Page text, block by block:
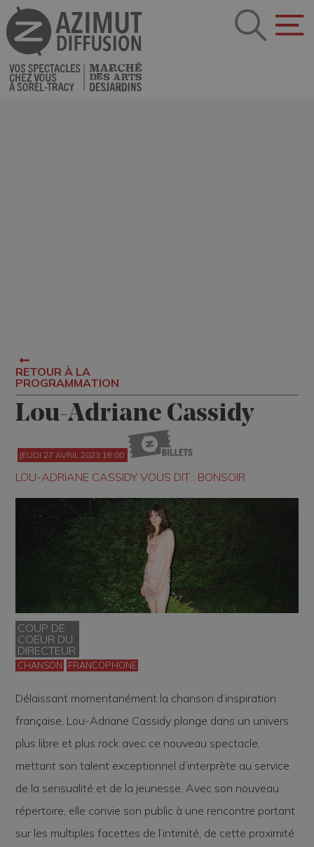
RETOUR À LA
PROGRAMMATION
Lou-Adriane Cassidy
JEUDI 27 AVRIL 2023 18:00
LOU-ADRIANE CASSIDY VOUS DIT : BONSOIR
COUP DE
COEUR DU
DIRECTEUR
CHANSON FRANCOPHONE
Délaissant momentanément la chanson d’inspiration
française, Lou-Adriane Cassidy plonge dans un univers
plus libre et plus rock avec ce nouveau spectacle,
mettant son talent exceptionnel d’interprète au service
de la sensualité et de la jeunesse. Avec son nouveau
répertoire, elle convie son public à une rencontre portant
sur les multiples facettes de l’intimité, de cette proximité